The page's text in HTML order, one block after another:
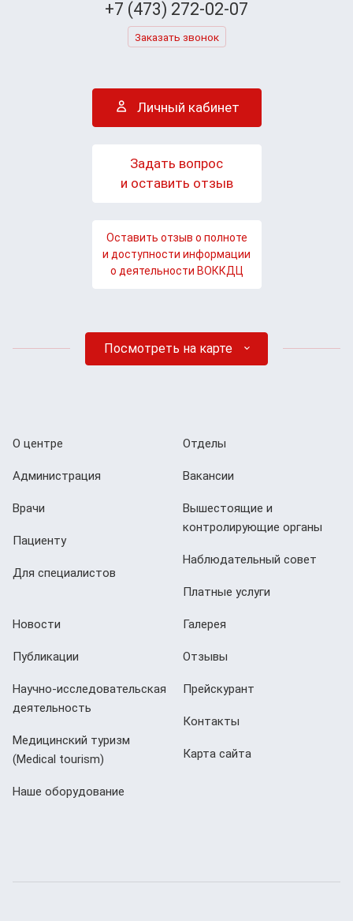
+7 (473) 272-02-07
Заказать звонок
Личный кабинет
Задать вопрос
и оставить отзыв
Оставить отзыв о полноте
и доступности информации
о деятельности ВОККДЦ
Посмотреть на карте
О центре
Администрация
Врачи
Пациенту
Для специалистов
Отделы
Вакансии
Вышестоящие и
контролирующие органы
Наблюдательный совет
Платные услуги
Новости
Публикации
Научно-исследовательская
деятельность
Медицинский туризм
(Мedical tourism)
Наше оборудование
Галерея
Отзывы
Прейскурант
Контакты
Карта сайта